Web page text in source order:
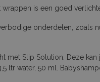
is een goed
onderdelen, zoals
met Slip Solution. Deze
ltr water, 50 ml.